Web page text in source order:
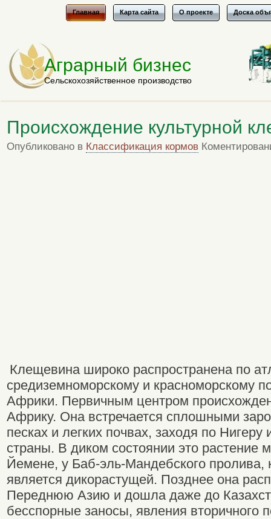
Главная Карта сайта О проекте Доска
Аграрный бизнес
Сельскохозяйственное производство
Происхождение культурной
Опубликовано в Классификация кормов
Клещевина широко распространена по
средиземноморскому и красноморскому
Африки. Первичным центром
Африку. Она встречается сплошными
песках и легких почвах, заходя по Нигеру
страны. В диком состоянии это растение
Йемене, у Баб-эль-Мандебского пролива,
является дикорастущей. Позднее она
Переднюю Азию и дошла даже до
бесспорные заносы, явления вторичного